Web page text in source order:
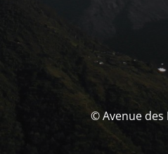
© Avenue des